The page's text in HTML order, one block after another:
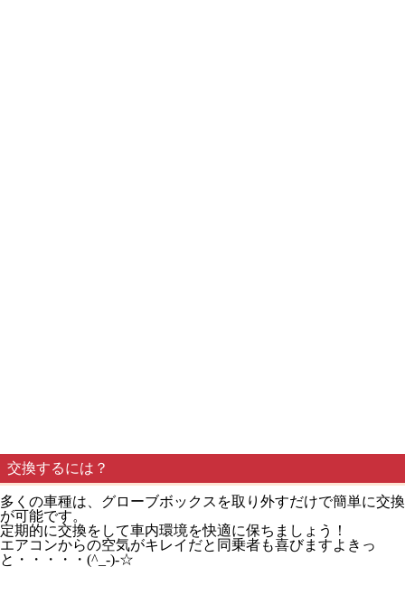
交換するには？
多くの車種は、グローブボックスを取り外すだけで簡単に交換
が可能です。
定期的に交換をして車内環境を快適に保ちましょう！
エアコンからの空気がキレイだと同乗者も喜びますよきっ
と・・・・・(^_-)-☆